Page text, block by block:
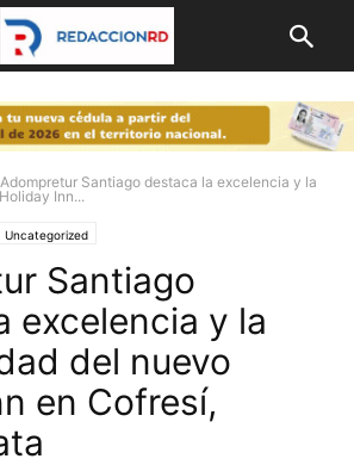
Adompretur Santiago destaca la excelencia y la
Inn...
Uncategorized
Santiago
excelencia y la
del nuevo
en Cofresí,